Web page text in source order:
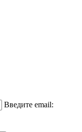
Введите email: